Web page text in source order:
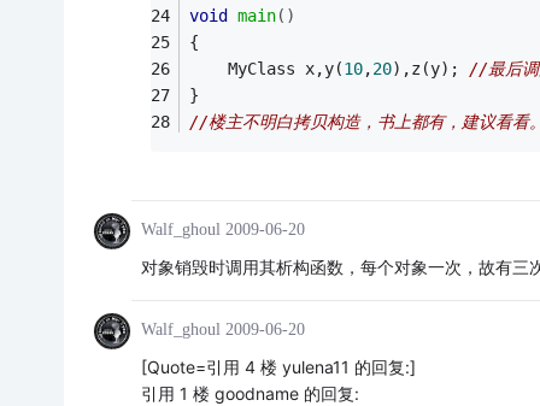
void
main()
{
	MyClass x,y(
10,20),z(y); //最后调
}
//楼主不明白拷贝构造，书上都有，建议看看
Walf_ghoul 2009-06-20
对象销毁时调用其析构函数，每个对象一次，故有三
Walf_ghoul 2009-06-20
[Quote=引用 4 楼 yulena11 的回复:]
引用 1 楼 goodname 的回复: